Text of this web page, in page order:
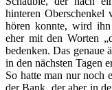
hinteren Oberschenkel
hören konnte, wird
eher mit den Worten
bedenken. Das genaue
in den nächsten Tagen
So hatte man nur noch